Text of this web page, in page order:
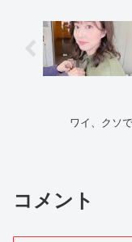
ワイ、クソ
コメント